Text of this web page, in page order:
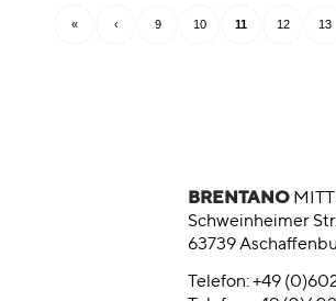
« ‹ 9 10 11 12 13
BRENTANO
Schweinheimer Str.
63739
Telefon: +49